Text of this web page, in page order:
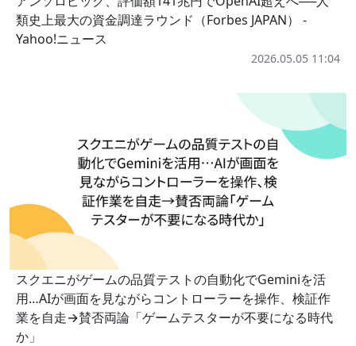
類史上最大の資金調達ラウンド（Forbes JAPAN） -
Yahoo!ニュース
2026.05.05 11:04
スクエニがゲームの品質テストの自動化でGeminiを活
用…AIが画面を見ながらコントローラーを操作、検証作
業を自走→賛否両論「ゲームテスターが不要になる時代
か」